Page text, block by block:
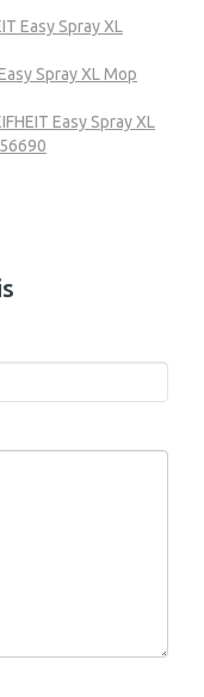
Easy Spray XL
Spray XL Mop
Easy Spray XL